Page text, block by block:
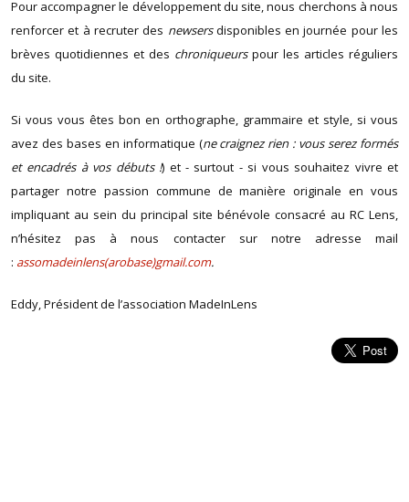
Pour accompagner le développement du site, nous cherchons à nous
renforcer et à recruter des newsersdisponibles en journée pour les
brèves quotidiennes et des chroniqueurs pour les articles réguliers
du site.
Si vous vous êtes bon en orthographe, grammaire et style, si vous
avez des bases en informatique (ne craignez rien : vous serez formés
et encadrés à vos débuts !) et - surtout - si vous souhaitez vivre et
partager notre passion commune de manière originale en vous
impliquant au sein du principal site bénévole consacré au RC Lens,
n’hésitez pas à nous contacter sur notre adresse mail
: assomadeinlens(arobase)gmail.com.
Eddy, Président de l’association MadeInLens